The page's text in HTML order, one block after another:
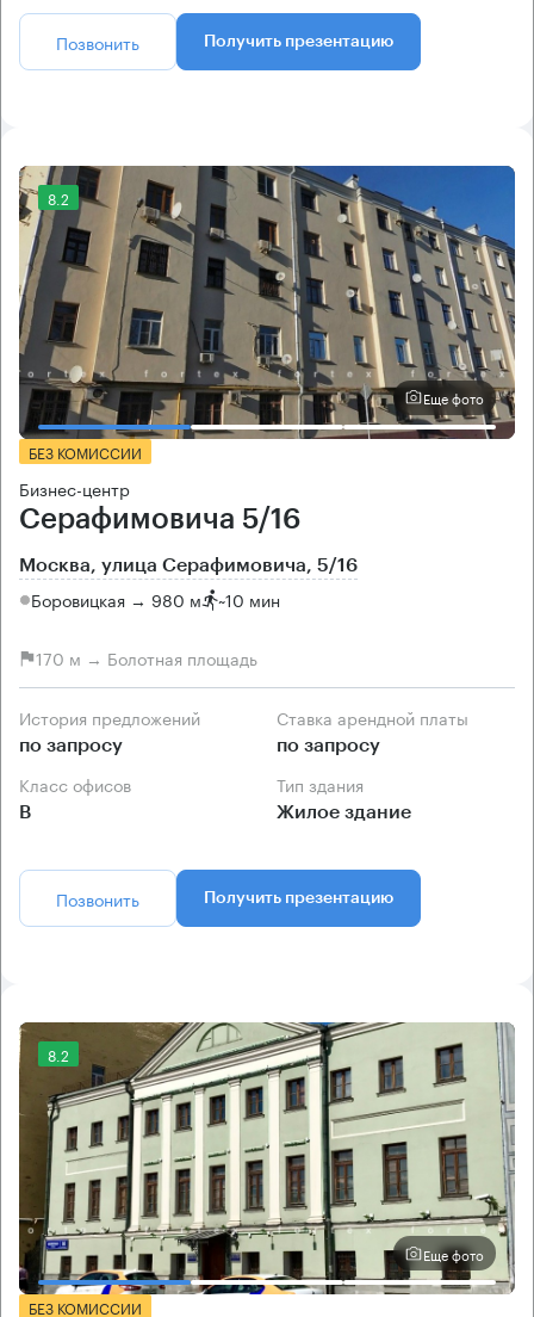
Позвонить Получить презентацию
8.2
Еще фото
БЕЗ КОМИССИИ
Бизнес-центр
Серафимовича 5/16
Москва, улица Серафимовича, 5/16
Боровицкая → 980 м ~10 мин
170 м → Болотная площадь
История предложений
по запросу
Ставка арендной платы
по запросу
Класс офисов
B
Тип здания
Жилое здание
Позвонить Получить презентацию
8.2
Еще фото
БЕЗ КОМИССИИ